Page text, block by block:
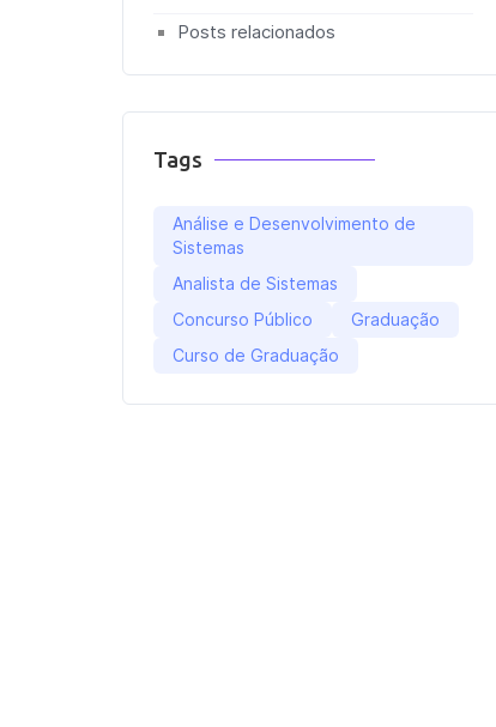
Posts relacionados
Tags
Análise e Desenvolvimento de
Sistemas
Analista de Sistemas
Concurso Público
Graduação
Curso de Graduação